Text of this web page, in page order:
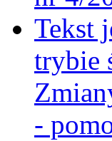
Tekst
trybie
-